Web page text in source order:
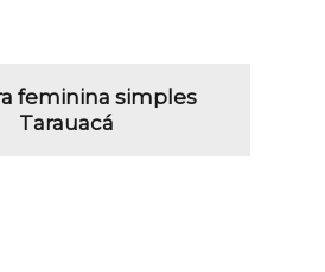
feminina simples
Tarauacá